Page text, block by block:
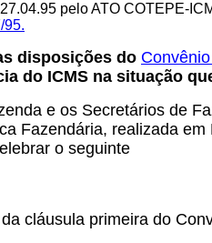
pelo ATO COTEPE-
95.
disposições do
do ICMS na situação
e os Secretários de
Fazendária, realizada
o seguinte
cláusula primeira do